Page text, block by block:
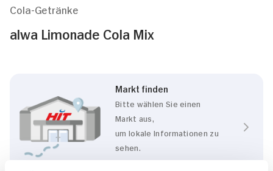
Cola-Getränke
alwa Limonade Cola Mix
Markt finden
Bitte wählen Sie einen
Markt aus,
um lokale Informationen zu
sehen.
Zum Marktfinder